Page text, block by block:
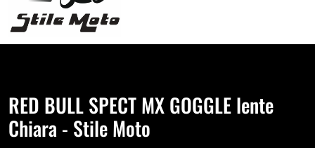
RED BULL SPECT MX GOGGLE lente
Chiara - Stile Moto